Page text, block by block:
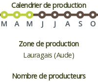
Calendrier de production
Zone de production
Lauragais (Aude)
Nombre de producteurs